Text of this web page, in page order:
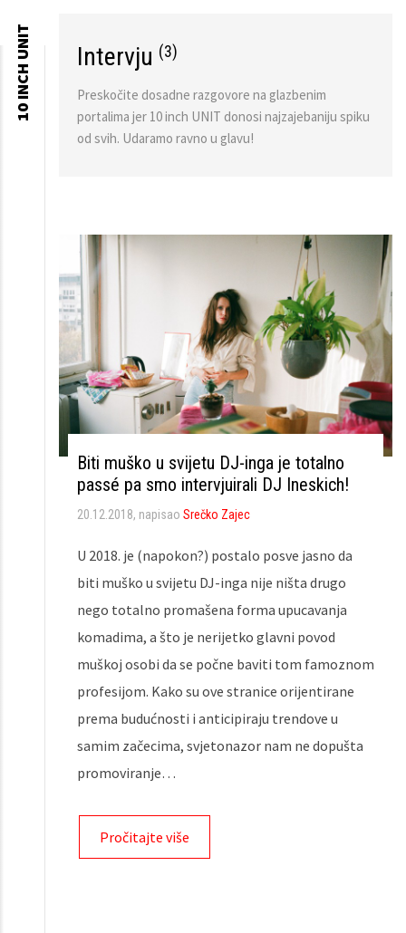
Intervju (3)
Preskočite dosadne razgovore na glazbenim
portalima jer 10 inch UNIT donosi najzajebaniju spiku
od svih. Udaramo ravno u glavu!
Biti muško u svijetu DJ-inga je totalno
passé pa smo intervjuirali DJ Ineskich!
20.12.2018, napisao Srečko Zajec
U 2018. je (napokon?) postalo posve jasno da
biti muško u svijetu DJ-inga nije ništa drugo
nego totalno promašena forma upucavanja
komadima, a što je nerijetko glavni povod
muškoj osobi da se počne baviti tom famoznom
profesijom. Kako su ove stranice orijentirane
prema budućnosti i anticipiraju trendove u
samim začecima, svjetonazor nam ne dopušta
promoviranje…
Pročitajte više
10 INCH UNIT
content